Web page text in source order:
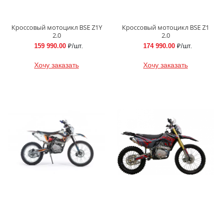
Кроссовый мотоцикл BSE Z1Y
2.0
159 990.00 ₽/шт.
Хочу заказать
Кроссовый мотоцикл BSE Z1
2.0
174 990.00 ₽/шт.
Хочу заказать